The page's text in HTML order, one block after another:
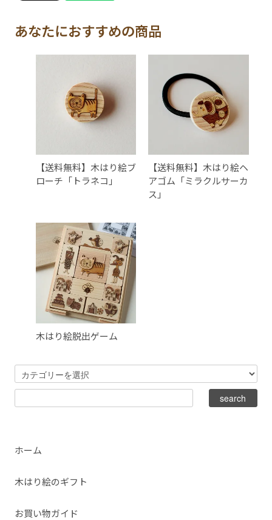
あなたにおすすめの商品
【送料無料】木はり絵ブ
ローチ「トラネコ」
【送料無料】木はり絵ヘ
アゴム「ミラクルサーカ
ス」
木はり絵脱出ゲーム
ホーム
木はり絵のギフト
お買い物ガイド